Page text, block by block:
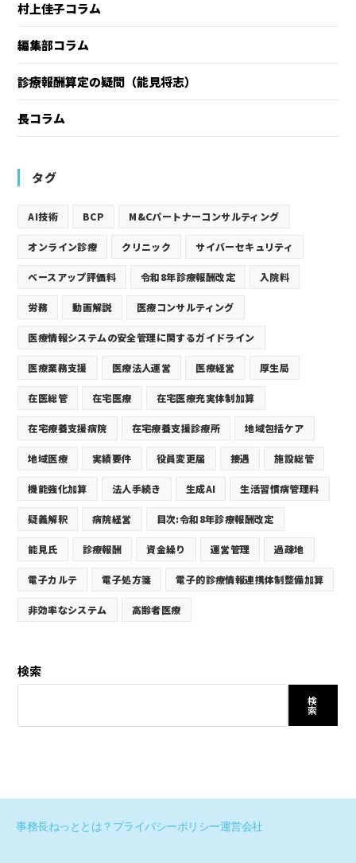
村上佳子コラム
編集部コラム
診療報酬算定の疑問（能見将志）
長コラム
タグ
AI技術 BCP M&Cパートナーコンサルティング
オンライン診療 クリニック サイバーセキュリティ
ベースアップ評価料 令和8年診療報酬改定 入院料
労務 動画解説 医療コンサルティング
医療情報システムの安全管理に関するガイドライン
医療業務支援 医療法人運営 医療経営 厚生局
在医総管 在宅医療 在宅医療充実体制加算
在宅療養支援病院 在宅療養支援診療所 地域包括ケア
地域医療 実績要件 役員変更届 接遇 施設総管
機能強化加算 法人手続き 生成AI 生活習慣病管理料
疑義解釈 病院経営 目次:令和8年診療報酬改定
能見氏 診療報酬 資金繰り 運営管理 過疎地
電子カルテ 電子処方箋 電子的診療情報連携体制整備加算
非効率なシステム 高齢者医療
検索
検
索
事務長ねっととは？ プライバシーポリシー運営会社